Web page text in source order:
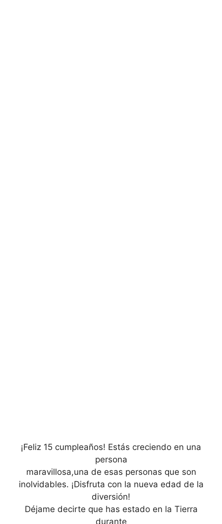
¡Feliz 15 cumpleaños! Estás creciendo en una
persona
maravillosa,una de esas personas que son
inolvidables. ¡Disfruta con la nueva edad de la
diversión!
Déjame decirte que has estado en la Tierra
durante